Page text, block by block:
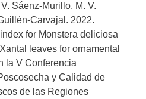
Sáenz-Murillo, M. V.
Carvajal. 2022.
for Monstera deliciosa
leaves for ornamental
la V Conferencia
y Calidad de
de las Regiones